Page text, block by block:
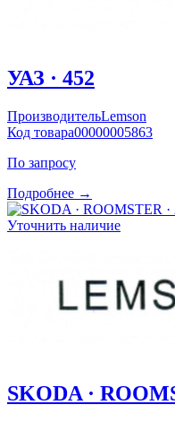
УАЗ · 452
ПроизводительLemson
Код товара00000005863
По запросу
Подробнее →
Уточнить наличие
SKODA ·